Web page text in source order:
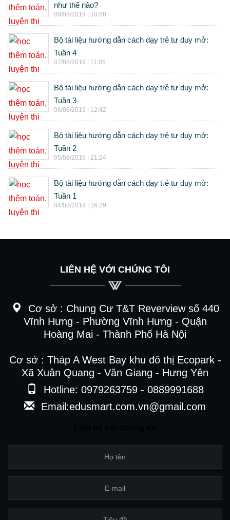
như thế nào?
09/08/2019 | 10:58
Bộ tài liệu hướng dẫn cách dạy trẻ tư duy mở:
Tuần 4
07/08/2019 | 11:05
Bộ tài liệu hướng dẫn cách dạy trẻ tư duy mở:
Tuần 3
06/08/2019 | 12:42
Bộ tài liệu hướng dẫn cách dạy trẻ tư duy mở:
Tuần 2
05/08/2019 | 21:24
Bộ tài liệu hướng dẫn cách dạy trẻ tư duy mở:
Tuần 1
04/08/2019 | 16:29
LIÊN HỆ VỚI CHÚNG TÔI
Cơ sở : Chung Cư T&T Reverview số 440
Vĩnh Hưng - Phường Vĩnh Hưng - Quận
Hoàng Mai - Thành Phố Hà Nội
Cơ sở : Tháp A West Bay khu đô thị Ecopark -
Xã Xuân Quang - Văn Giang - Hưng Yên
Hotline: 0979263759 - 0889991688
Email:edusmart.com.vn@gmail.com